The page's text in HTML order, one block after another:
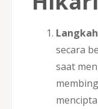
secara
saat